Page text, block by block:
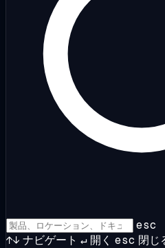
esc
↑↓ ナビゲート ↵ 開く esc 閉じ